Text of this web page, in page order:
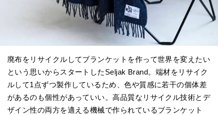
廃布をリサイクルしてブランケットを作って世界を変えたい
という思いからスタートしたSeljak Brand。端材をリサイク
ルして1点ずつ製作しているため、色や質感に若干の個体差
があるのも個性があっていい。高品質なリサイクル技術とデ
ザイン性の両方を適える機械で作られているブランケット